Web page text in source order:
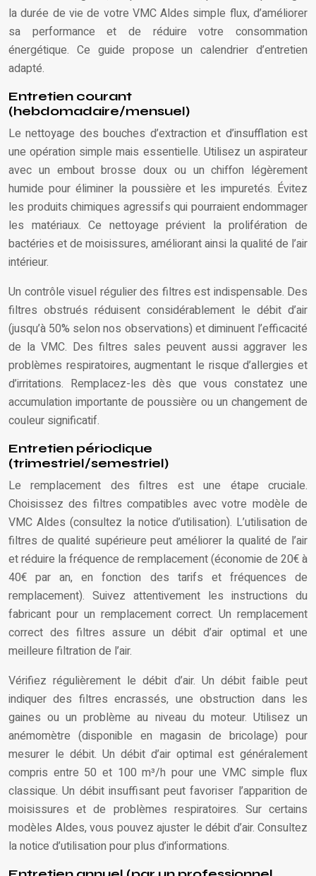
la durée de vie de votre VMC Aldes simple flux, d’améliorer
sa performance et de réduire votre consommation
énergétique. Ce guide propose un calendrier d’entretien
adapté.
Entretien courant
(hebdomadaire/mensuel)
Le nettoyage des bouches d’extraction et d’insufflation est
une opération simple mais essentielle. Utilisez un aspirateur
avec un embout brosse doux ou un chiffon légèrement
humide pour éliminer la poussière et les impuretés. Évitez
les produits chimiques agressifs qui pourraient endommager
les matériaux. Ce nettoyage prévient la prolifération de
bactéries et de moisissures, améliorant ainsi la qualité de l’air
intérieur.
Un contrôle visuel régulier des filtres est indispensable. Des
filtres obstrués réduisent considérablement le débit d’air
(jusqu’à 50% selon nos observations) et diminuent l’efficacité
de la VMC. Des filtres sales peuvent aussi aggraver les
problèmes respiratoires, augmentant le risque d’allergies et
d’irritations. Remplacez-les dès que vous constatez une
accumulation importante de poussière ou un changement de
couleur significatif.
Entretien périodique
(trimestriel/semestriel)
Le remplacement des filtres est une étape cruciale.
Choisissez des filtres compatibles avec votre modèle de
VMC Aldes (consultez la notice d’utilisation). L’utilisation de
filtres de qualité supérieure peut améliorer la qualité de l’air
et réduire la fréquence de remplacement (économie de 20€ à
40€ par an, en fonction des tarifs et fréquences de
remplacement). Suivez attentivement les instructions du
fabricant pour un remplacement correct. Un remplacement
correct des filtres assure un débit d’air optimal et une
meilleure filtration de l’air.
Vérifiez régulièrement le débit d’air. Un débit faible peut
indiquer des filtres encrassés, une obstruction dans les
gaines ou un problème au niveau du moteur. Utilisez un
anémomètre (disponible en magasin de bricolage) pour
mesurer le débit. Un débit d’air optimal est généralement
compris entre 50 et 100 m³/h pour une VMC simple flux
classique. Un débit insuffisant peut favoriser l’apparition de
moisissures et de problèmes respiratoires. Sur certains
modèles Aldes, vous pouvez ajuster le débit d’air. Consultez
la notice d’utilisation pour plus d’informations.